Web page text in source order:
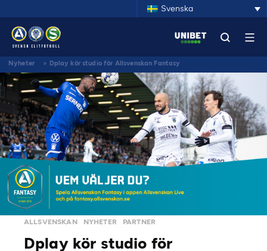
Svenska
Nyheter > Dplay kör studio för Allsvenskan Fantasy
ALLSVENSKAN NYHETER PARTNER
Dplay kör studio för